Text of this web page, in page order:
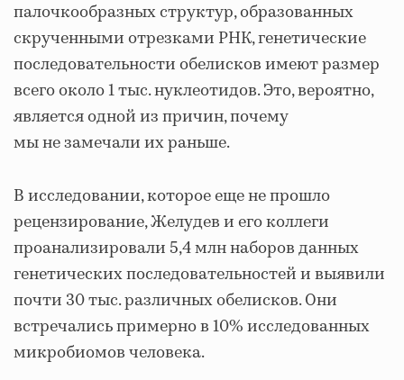
палочкообразных структур, образованных
скрученными отрезками РНК, генетические
последовательности обелисков имеют размер
всего около 1 тыс. нуклеотидов. Это, вероятно,
является одной из причин, почему
мы не замечали их раньше.
В исследовании, которое еще не прошло
рецензирование, Желудев и его коллеги
проанализировали 5,4 млн наборов данных
генетических последовательностей и выявили
почти 30 тыс. различных обелисков. Они
встречались примерно в 10% исследованных
микробиомов человека.